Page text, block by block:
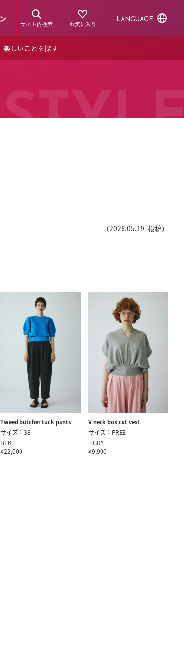
サイト内検索 お気に入り
LANGUAGE
楽しいことを探す
ョップニュース
クアスタイル
（2026.05.19 投稿）
Tweed butcher tuck pants
サイズ：38
BLK
¥22,000
V neck box cut vest
サイズ：FREE
T.GRY
¥9,900